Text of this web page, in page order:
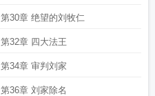
第30章 绝望的刘牧仁
第32章 四大法王
第34章 审判刘家
第36章 刘家除名